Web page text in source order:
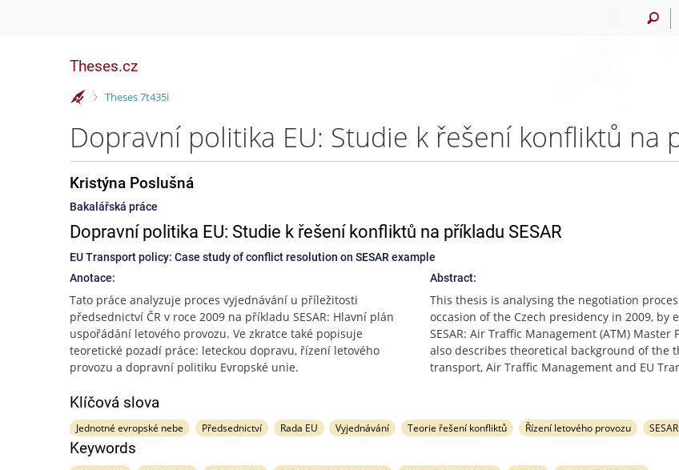
Theses.cz
>
Theses 7t435i
Kristýna Poslušná
Bakalářská práce
Dopravní politika EU: Studie k řešení konfliktů na příkladu SESAR
EU Transport policy: Case study of conflict resolution on SESAR example
Anotace:
Tato práce analyzuje proces vyjednávání u příležitosti
předsednictví ČR v roce 2009 na příkladu SESAR: Hlavní plán
uspořádání letového provozu. Ve zkratce také popisuje
teoretické pozadí práce: leteckou dopravu, řízení letového
provozu a dopravní politiku Evropské unie.
Abstract:
This thesis is analysing the negotiation
occasion of the Czech presidency in 2009, by
SESAR: Air Traffic Management (ATM) Master
also describes theoretical background of the
transport, Air Traffic Management and EU
Klíčová slova
Jednotné evropské nebe Předsednictví Rada EU Vyjednávání Teorie řešení konfliktů Řízení letového provozu SESAR
Keywords